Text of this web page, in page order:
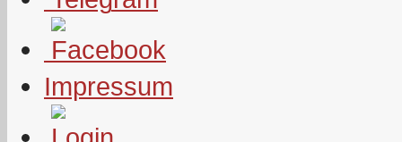
Impressum